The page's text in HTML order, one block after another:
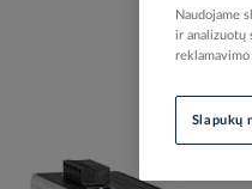
Naudojame
ir analizuotų
reklamavimo
Slapukų